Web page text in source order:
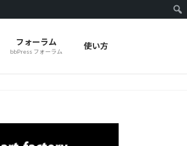
フォーラム
bbPress フォーラム
使い方